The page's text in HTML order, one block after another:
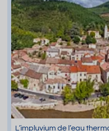
L’impluvium de l’eau